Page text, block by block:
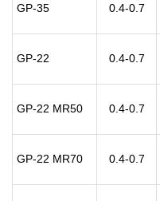
GP-35 0.4-0.7
GP-22 0.4-0.7
GP-22 MR50 0.4-0.7
GP-22 MR70 0.4-0.7